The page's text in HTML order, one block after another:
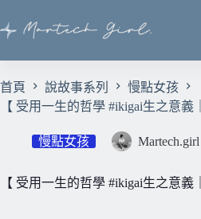
首頁 說故事系列
慢點女孩
【 受用一生的哲學 #ikigai生之意義
慢點女孩 Martech.girl
【 受用一生的哲學 #ikigai生之意義